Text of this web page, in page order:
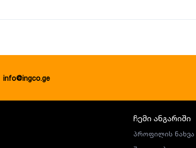
info@ingco.ge
ჩემი ანგარიში
პროფილის ნახვა